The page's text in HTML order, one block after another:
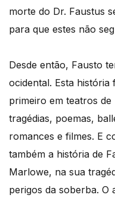
morte do Dr. Faustus
para que estes não
Desde então, Fausto
ocidental. Esta
primeiro em teatros
tragédias, poemas,
romances e filmes. E
também a história de
Marlowe, na sua
perigos da soberba. O